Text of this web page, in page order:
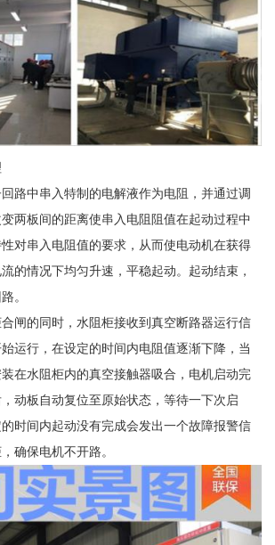
路中串入特制的电解液作为电阻，并通过调
两板间的距离使串入电阻阻值在起动过程中
对串入电阻值的要求，从而使电动机在获得
的情况下均匀升速，平稳起动。起动结束，
。
闸的同时，水阻柜接收到真空断路器运行信
运行，在设定的时间内电阻值逐渐下降，当
在水阻柜内的真空接触器吸合，电机启动完
动板自动复位至原始状态，等待一下次启
时间内起动没有完成会发出一个故障报警信
确保电机不开路。